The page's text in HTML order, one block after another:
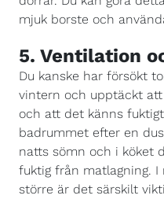
mjuk borste och
5. Ventilation
Du kanske har försökt
vintern och upptäckt
och att det känns
badrummet efter en
natts sömn och i köket
fuktig från matlagning.
större är det särskilt